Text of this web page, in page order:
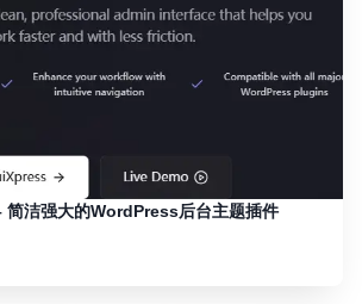
洁强大的WordPress后台主题插件